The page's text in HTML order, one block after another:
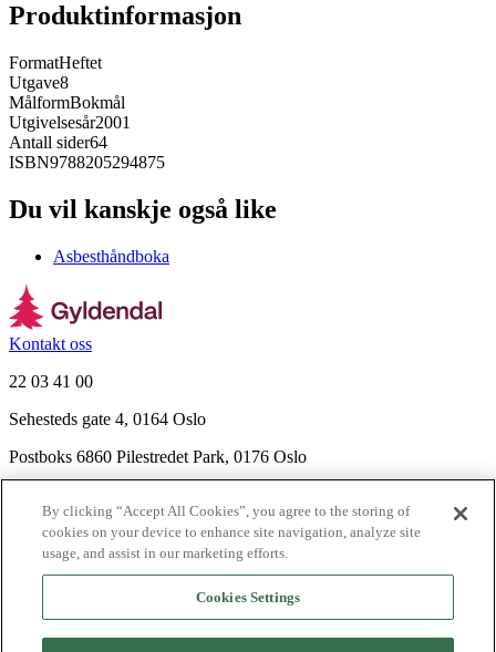
Produktinformasjon
FormatHeftet
Utgave8
MålformBokmål
Utgivelsesår2001
Antall sider64
ISBN9788205294875
Du vil kanskje også like
Asbesthåndboka
Kontakt oss
22 03 41 00
Sehesteds gate 4, 0164 Oslo
Postboks 6860 Pilestredet Park, 0176 Oslo
Nyhetsbrev
Ledige stillinger
Send inn manus
By clicking “Accept All Cookies”, you agree to the storing of
cookies on your device to enhance site navigation, analyze site
usage, and assist in our marketing efforts.
Cookies Settings